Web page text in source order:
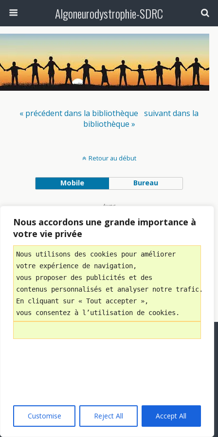
Nous accordons une grande importance à
votre vie privée
Nous utilisons des cookies pour améliorer
votre expérience de navigation,
vous proposer des publicités et des
contenus personnalisés et analyser notre trafic.
En cliquant sur « Tout accepter »,
vous consentez à l’utilisation de cookies.
Customise Reject All Accept All
Algoneurodystrophie-SDRC
« précédent dans la bibliothèque suivant dans la
bibliothèque »
Retour au début
Mobile Bureau
Avec